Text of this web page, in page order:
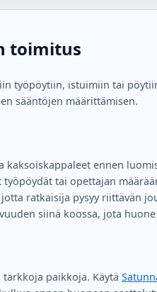
toimitus
työpöytiin, istuimiin tai
sääntöjen määrittämisen.
ennen
tai opettajan
ratkaisija pysyy riittävän
siinä koossa, jota
paikkoja. Käytä